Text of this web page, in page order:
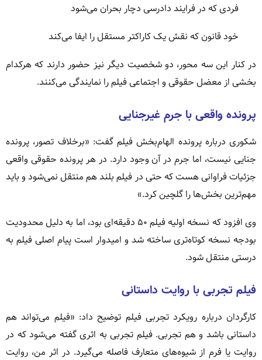
فردی که در فرایند دادرسی دچار بحران می‌شود
خود قانون که نقش یک کاراکتر مستقل را ایفا می‌کند
در کنار این سه محور، دو شخصیت دیگر نیز حضور دارند که هرکدام
بخشی از معضل حقوقی و اجتماعی فیلم را نمایندگی می‌کنند.
پرونده واقعی با جرم غیرجنایی
شکوری درباره پرونده الهام‌بخش فیلم گفت: «برخلاف تصور، پرونده
جنایی نیست، اما جرم در آن وجود دارد. در هر پرونده حقوقی واقعی
جزئیات فراوانی هست که حتی در فیلم بلند هم منتقل نمی‌شود و باید
مهم‌ترین بخش‌ها را گلچین کرد.»
وی افزود که نسخه اولیه فیلم ۵۰ دقیقه‌ای بود، اما به دلیل محدودیت
بودجه نسخه کوتاه‌تری ساخته شد و امیدوار است پیام اصلی فیلم به
درستی منتقل شود.
فیلم تجربی با روایت داستانی
کارگردان درباره رویکرد تجربی فیلم توضیح داد: «فیلم می‌تواند هم
داستانی باشد و هم تجربی. فیلم تجربی به اثری گفته می‌شود که در
روایت یا فرم از شیوه‌های متعارف فاصله می‌گیرد. در اثر من، روایت